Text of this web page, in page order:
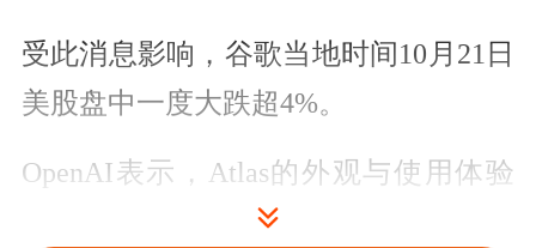
受此消息影响，谷歌当地时间10月21日
美股盘中一度大跌超4%。
OpenAI表示，Atlas的外观与使用体验
与传统浏览器相似，但其最大特色在于